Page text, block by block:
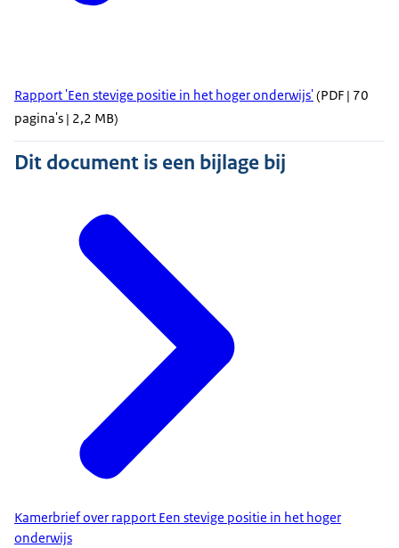
Rapport 'Een stevige positie in het hoger onderwijs'(PDF | 70
pagina's | 2,2 MB)
Dit document is een bijlage bij
Kamerbrief over rapport Een stevige positie in het hoger
onderwijs